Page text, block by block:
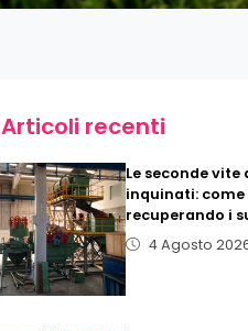
Articoli recenti
Le seconde
inquinati: come
recuperando i
4 Agosto